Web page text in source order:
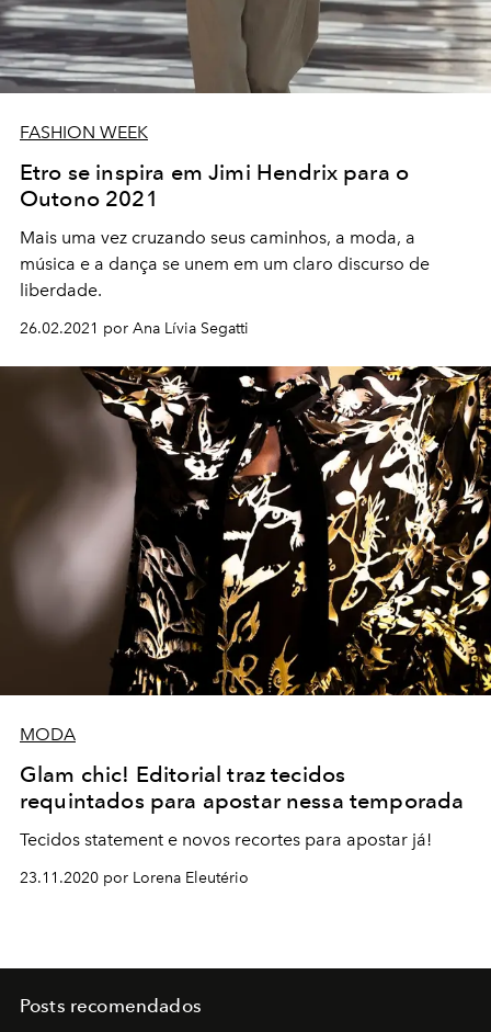
FASHION WEEK
Etro se inspira em Jimi Hendrix para o
Outono 2021
Mais uma vez cruzando seus caminhos, a moda, a
música e a dança se unem em um claro discurso de
liberdade.
26.02.2021 por Ana Lívia Segatti
MODA
Glam chic! Editorial traz tecidos
requintados para apostar nessa temporada
Tecidos statement e novos recortes para apostar já!
23.11.2020 por Lorena Eleutério
Posts recomendados